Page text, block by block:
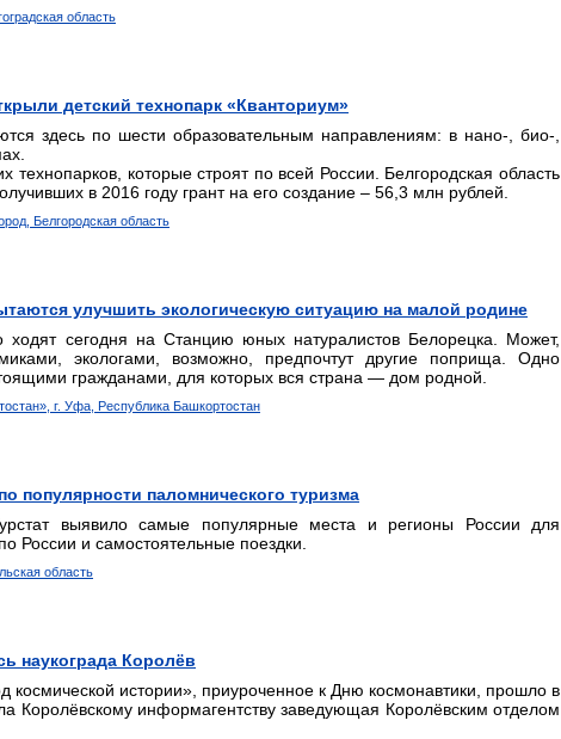
область
детский технопарк «Кванториум»
здесь по шести образовательным направлениям: в нано-, био-,
технопарков, которые строят по всей России. Белгородская область
в 2016 году грант на его создание – 56,3 млн рублей.
Белгородская область
улучшить экологическую ситуацию на малой родине
сегодня на Станцию юных натуралистов Белорецка. Может,
экологами, возможно, предпочтут другие поприща. Одно
гражданами, для которых вся страна — дом родной.
г. Уфа, Республика Башкортостан
популярности паломнического туризма
выявило самые популярные места и регионы России для
России и самостоятельные поездки.
область
наукограда Королёв
космической истории», приуроченное к Дню космонавтики, прошло в
Королёвскому информагентству заведующая Королёвским отделом